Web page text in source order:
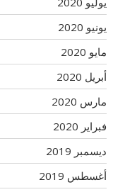
يونيو 2020
مايو 2020
أبريل 2020
مارس 2020
فبراير 2020
ديسمبر 2019
أغسطس 2019